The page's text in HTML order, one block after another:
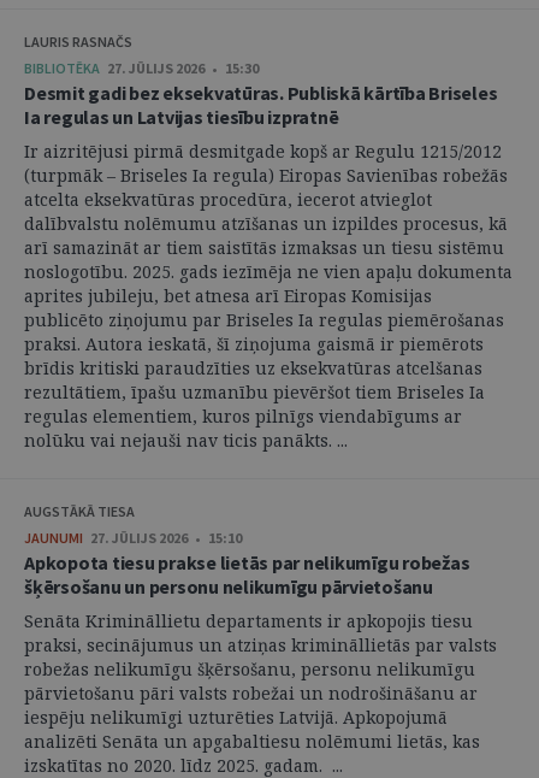
LAURIS RASNAČS
BIBLIOTĒKA 27. JŪLIJS 2026 • 15:30
Desmit gadi bez eksekvatūras. Publiskā kārtība Briseles
Ia regulas un Latvijas tiesību izpratnē
Ir aizritējusi pirmā desmitgade kopš ar Regulu 1215/2012
(turpmāk – Briseles Ia regula) Eiropas Savienības robežās
atcelta eksekvatūras procedūra, iecerot atvieglot
dalībvalstu nolēmumu atzīšanas un izpildes procesus, kā
arī samazināt ar tiem saistītās izmaksas un tiesu sistēmu
noslogotību. 2025. gads iezīmēja ne vien apaļu dokumenta
aprites jubileju, bet atnesa arī Eiropas Komisijas
publicēto ziņojumu par Briseles Ia regulas piemērošanas
praksi. Autora ieskatā, šī ziņojuma gaismā ir piemērots
brīdis kritiski paraudzīties uz eksekvatūras atcelšanas
rezultātiem, īpašu uzmanību pievēršot tiem Briseles Ia
regulas elementiem, kuros pilnīgs viendabīgums ar
nolūku vai nejauši nav ticis panākts. ...
AUGSTĀKĀ TIESA
JAUNUMI 27. JŪLIJS 2026 • 15:10
Apkopota tiesu prakse lietās par nelikumīgu robežas
šķērsošanu un personu nelikumīgu pārvietošanu
Senāta Krimināllietu departaments ir apkopojis tiesu
praksi, secinājumus un atziņas krimināllietās par valsts
robežas nelikumīgu šķērsošanu, personu nelikumīgu
pārvietošanu pāri valsts robežai un nodrošināšanu ar
iespēju nelikumīgi uzturēties Latvijā. Apkopojumā
analizēti Senāta un apgabaltiesu nolēmumi lietās, kas
izskatītas no 2020. līdz 2025. gadam. ...